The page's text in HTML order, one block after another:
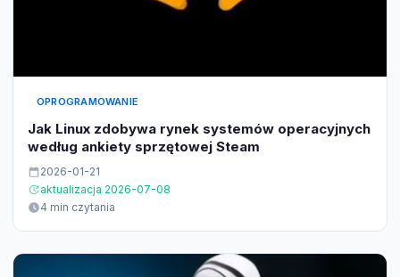
OPROGRAMOWANIE
Jak Linux zdobywa rynek systemów operacyjnych
według ankiety sprzętowej Steam
2026-01-21
aktualizacja 2026-07-08
4 min czytania